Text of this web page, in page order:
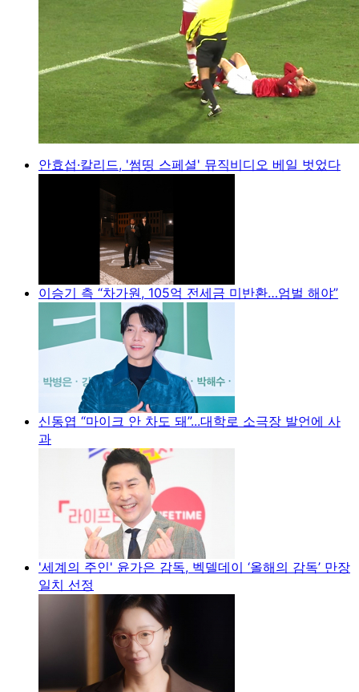
안효섭·칼리드, '썸띵 스페셜' 뮤직비디오 베일 벗었다
이승기 측 “차가원, 105억 전세금 미반환…엄벌 해야”
신동엽 “마이크 안 차도 돼”...대학로 소극장 발언에 사
과
'세계의 주인' 윤가은 감독, 벡델데이 ‘올해의 감독’ 만장
일치 선정